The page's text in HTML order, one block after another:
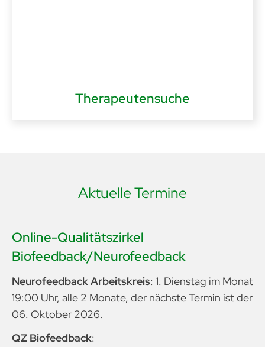
Therapeutensuche
Aktuelle Termine
Online-Qualitätszirkel
Biofeedback/Neurofeedback
Neurofeedback Arbeitskreis: 1. Dienstag im Monat
19:00 Uhr, alle 2 Monate, der nächste Termin ist der
06. Oktober 2026.
QZ Biofeedback: